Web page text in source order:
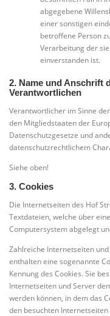
abgegebene
einer sonstigen
betroffene Person
Verarbeitung der
einverstanden ist.
2. Name und Anschrift
Verantwortlichen
Verantwortlicher im Sinne
den Mitgliedstaaten der
Datenschutzgesetze und
datenschutzrechtlichem
Siehe oben!
3. Cookies
Die Internetseiten des Hof
Textdateien, welche über
Computersystem abgelegt
Zahlreiche Internetseiten
enthalten eine sogenannte
Kennung des Cookies. Sie
Internetseiten und Server
werden können, in dem das
den besuchten